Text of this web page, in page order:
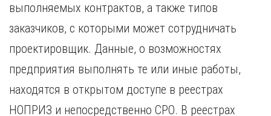
Красноярск
Курск
Л
Липецк
М
Уфа
Х
Хабаровск
Ч
Чебоксары
выполняемых контрактов, а также типов
заказчиков, с которыми может сотрудничать
проектировщик. Данные, о возможностях
предприятия выполнять те или иные работы,
находятся в открытом доступе в реестрах
НОПРИЗ и непосредственно СРО. В реестрах